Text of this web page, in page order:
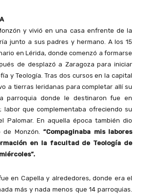
y vivió en una casa enfrente de la
junto a sus padres y hermano. A los 15
en Lérida, donde comenzó a formarse
de desplazó a Zaragoza para iniciar
y Teología. Tras dos cursos en la capital
a tierras leridanas para completar allí su
parroquia donde le destinaron fue en
labor que complementaba ofreciendo su
Palomar. En aquella época también dio
Monzón. “Compaginaba mis labores
en la facultad de Teología de
en Capella y alrededores, donde era el
más y nada menos que 14 parroquias.